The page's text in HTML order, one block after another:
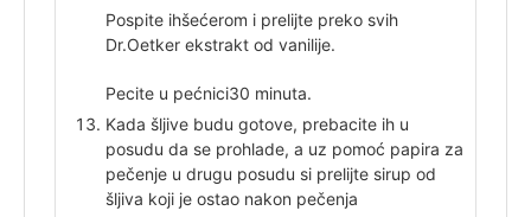
Pospite ihšećerom i prelijte preko svih
Dr.Oetker ekstrakt od vanilije.
Pecite u pećnici30 minuta.
Kada šljive budu gotove, prebacite ih u
posudu da se prohlade, a uz pomoć papira za
pečenje u drugu posudu si prelijte sirup od
šljiva koji je ostao nakon pečenja